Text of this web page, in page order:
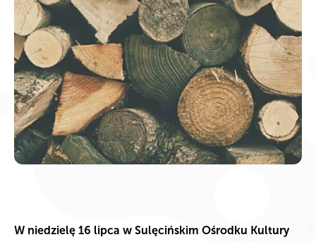
W niedzielę 16 lipca w Sulęcińskim Ośrodku Kultury